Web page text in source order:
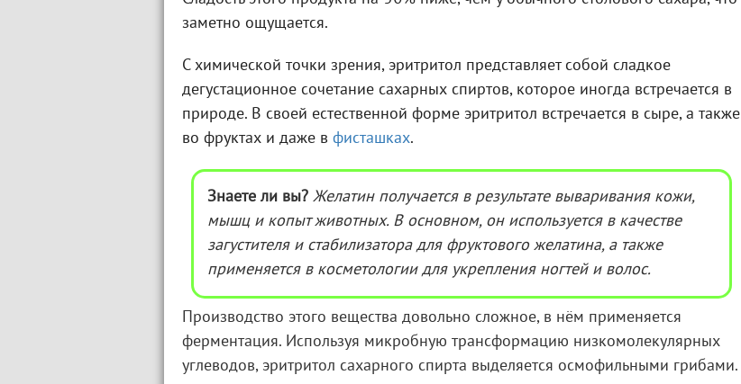
заметно ощущается.
С химической точки зрения, эритритол представляет собой сладкое
дегустационное сочетание сахарных спиртов, которое иногда встречается в
природе. В своей естественной форме эритритол встречается в сыре, а также
во фруктах и даже в фисташках.
Знаете ли вы? Желатин получается в результате вываривания кожи,
мышц и копыт животных. В основном, он используется в качестве
загустителя и стабилизатора для фруктового желатина, а также
применяется в косметологии для укрепления ногтей и волос.
Производство этого вещества довольно сложное, в нём применяется
ферментация. Используя микробную трансформацию низкомолекулярных
углеводов, эритритол сахарного спирта выделяется осмофильными грибами.